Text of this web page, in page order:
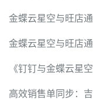
金蝶云星空与旺店
金蝶云星空与旺店
《钉钉与金蝶云星
高效销售单同步：